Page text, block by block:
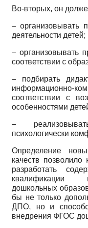
Во-вторых, он
– организовывать
деятельности детей;
– организовывать
соответствии с
– подбирать
информационно-
соответствии с
особенностями
–
психологически
Определение
качеств
разработать
квалификации
дошкольных
бы не только
ДПО, но и
внедрения ФГОС